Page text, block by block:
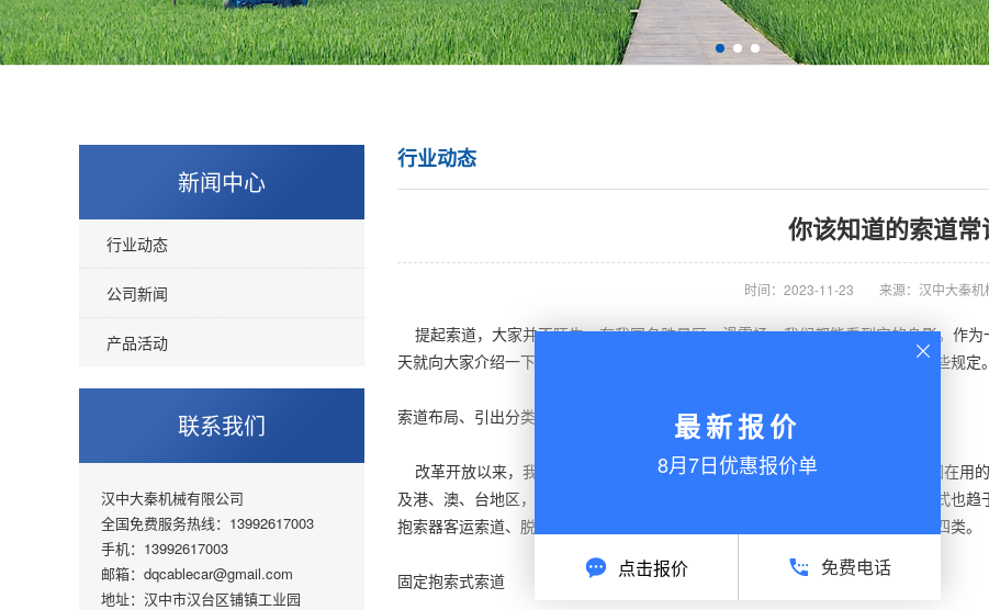
新闻中心
行业动态
公司新闻
产品活动
联系我们
汉中大秦机械有限公司
全国免费服务热线：13992617003
手机：13992617003
邮箱：dqcablecar@gmail.com
地址：汉中市汉台区铺镇工业园
行业动态
你该知道的索道常
时间：2023-11-23 来源：汉中大秦机
提起索道，大家并不陌生。在我国名胜景区、滑雪场，我们都能看到它的身影。作
天就向大家介绍一下索道的相关知识以及了解一下乘坐
需要注意遵循哪些规定。
索道布局、引出分类
改革开放以来，我国的客运索道进入快速发展阶段。截止到2014年12月，我国在用
及港、澳、台地区，主要应用于旅游景区、滑雪场及公共交通运输领域。索道型式也
抱索器客运索道、脱挂抱索器客运索道、往复式客运索道和地面客运缆车索道这四类。
固定抱索式索道
最新报价
8月7日优惠报价单
点击报价 免费电话